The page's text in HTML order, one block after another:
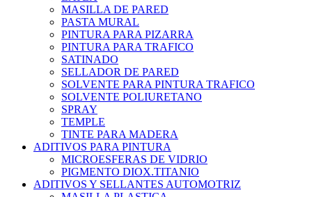
MASILLA DE PARED
PASTA MURAL
PINTURA PARA PIZARRA
PINTURA PARA TRAFICO
SATINADO
SELLADOR DE PARED
SOLVENTE PARA PINTURA TRAFICO
SOLVENTE POLIURETANO
SPRAY
TEMPLE
TINTE PARA MADERA
ADITIVOS PARA PINTURA
MICROESFERAS DE VIDRIO
PIGMENTO DIOX.TITANIO
ADITIVOS Y SELLANTES AUTOMOTRIZ